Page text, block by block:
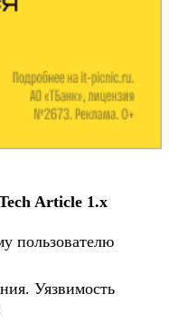
Article 1.x
пользователю
Уязвимость